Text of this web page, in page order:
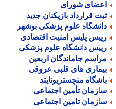
شورای
قرارداد بازیکنان جدید
علوم پزشکی بوشهر
پلیس امنیت اقتصادی
دانشگاه علوم پزشکی
جاماندگان اربعین
های قلبی عروقی
منچستریونایتد
تأمین اجتماعی
تامین اجتماعی